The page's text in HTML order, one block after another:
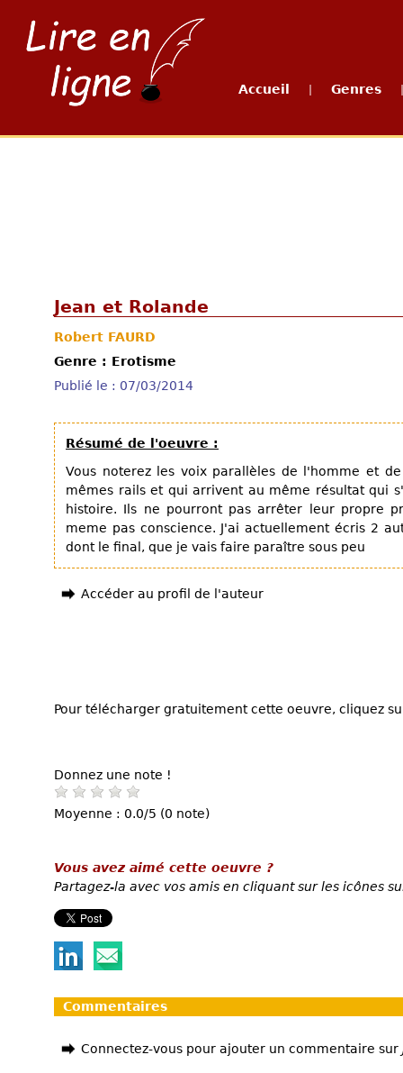
Accueil Genres
Jean et Rolande
Robert FAURD
Genre : Erotisme
Publié le : 07/03/2014
Résumé de l'oeuvre :
Vous noterez les voix parallèles de l'homme et
mêmes rails et qui arrivent au même résultat qui
histoire. Ils ne pourront pas arrêter leur propre
meme pas conscience. J'ai actuellement écris 2
dont le final, que je vais faire paraître sous peu
Accéder au profil de l'auteur
Pour télécharger gratuitement cette oeuvre, cliquez
Donnez une note !
Moyenne : 0.0/5 (0 note)
Vous avez aimé cette oeuvre ?
Partagez-la avec vos amis en cliquant sur les icônes
Commentaires
Connectez-vous pour ajouter un commentaire sur